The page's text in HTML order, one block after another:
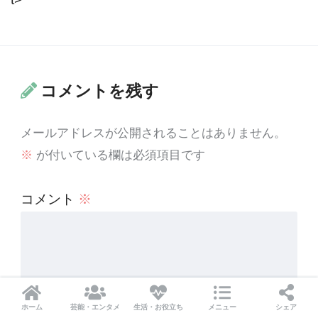
コメントを残す
メールアドレスが公開されることはありません。
※ が付いている欄は必須項目です
コメント ※
ホーム 芸能・エンタメ 生活・お役立ち メニュー シェア